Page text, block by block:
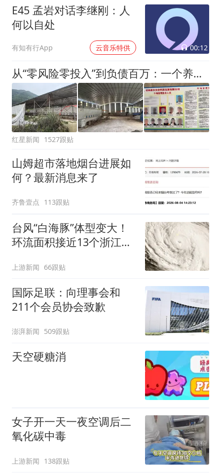
E45 孟岩对话李继刚：人
何以自处
有知有行App 云音乐特供 00:12
从“零风险零投入”到负债百万：一个养牛项目崩盘后，谁该为农户的贷款买单丨红星调查
红星新闻 1527跟贴
山姆超市落地烟台进展如
何？最新消息来了
齐鲁壹点 113跟贴
台风“白海豚”体型变大！
环流面积接近13个浙江那
上游新闻 66跟贴
国际足联：向理事会和
211个会员协会致歉
澎湃新闻 509跟贴
天空硬糖消
女子开一天一夜空调后二
氧化碳中毒
上游新闻 138跟贴